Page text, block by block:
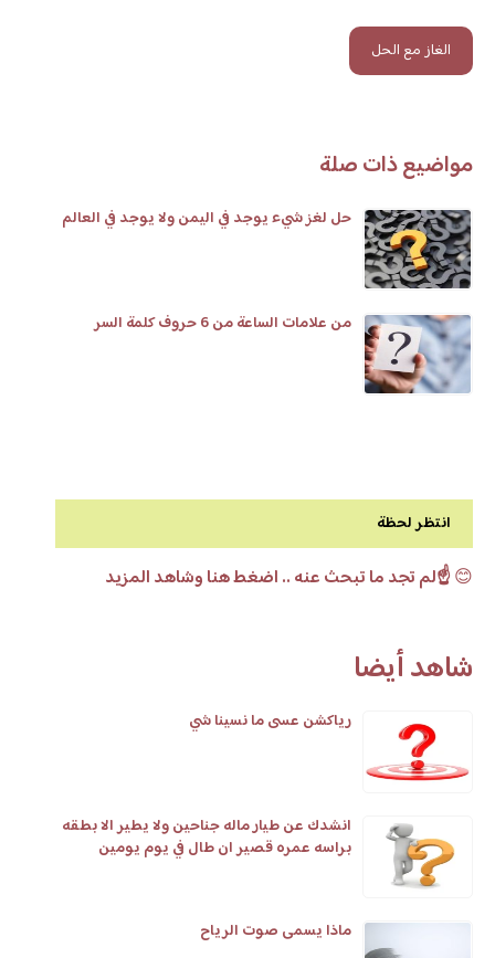
الغاز مع الحل
مواضيع ذات صلة
حل لغز شيء يوجد في اليمن ولا يوجد في العالم
من علامات الساعة من 6 حروف كلمة السر
انتظر لحظة
😊☝️لم تجد ما تبحث عنه .. اضغط هنا وشاهد المزيد
شاهد أيضا
رياكشن عسى ما نسينا شي
انشدك عن طيار ماله جناحين ولا يطير الا بطقه
براسه عمره قصير ان طال في يوم يومين
ماذا يسمى صوت الرياح